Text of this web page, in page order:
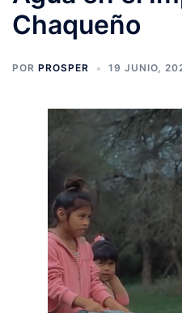
Chaqueño
POR PROSPER 19 JUNIO,